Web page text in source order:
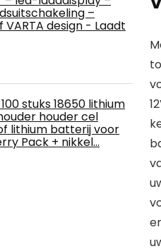
–
VARTA design - Laadt
stuks 18650 lithium
houder cel
lithium batterij voor
Pack + nikkel…